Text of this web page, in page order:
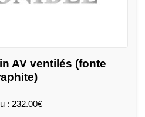
AV ventilés (fonte
: 232.00€